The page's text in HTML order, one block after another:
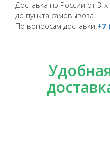
Доставка по России от 3-х
до пункта самовывоза.
По вопросам доставки:+7